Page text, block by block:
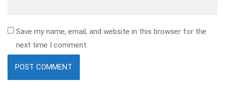
Save my name, email, and website in this browser for the
next time I comment.